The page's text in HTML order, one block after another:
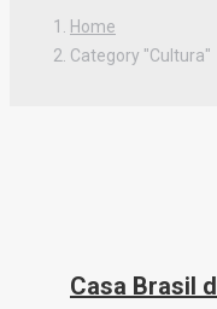
Home
Category "Cultura"
Casa Brasil